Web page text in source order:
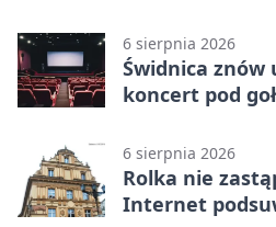
6 sierpnia 2026
Świdnica znów
koncert pod
6 sierpnia 2026
Rolka nie
Internet